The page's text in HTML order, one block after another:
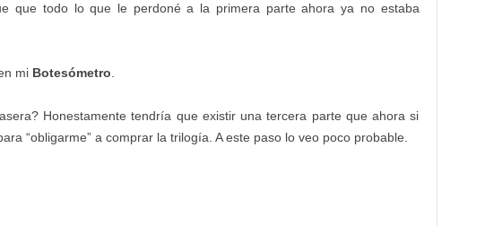
que todo lo que le perdoné a la primera parte ahora ya no estaba
mi Botesómetro.
Honestamente tendría que existir una tercera parte que ahora si
“obligarme” a comprar la trilogía. A este paso lo veo poco probable.